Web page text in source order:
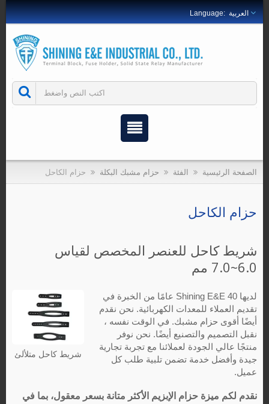
العربية
الصفحة الرئيسية الفئة حزام مشبك البكلة حزام الكاحل
حزام الكاحل
شريط كاحل للعنصر المخصص لقياس
6.0~7.0 مم
شريط كاحل متلألئ
لديها Shining E&E 40 عامًا من الخبرة في
تقديم العملاء للمعدات الكهربائية. نحن نقدم
أيضًا أقوى حزام مشبك. في الوقت نفسه ،
نقبل التصميم والتصنيع أيضًا. نحن نوفر
منتجًا عالي الجودة لعملائنا مع تجربة تجارية
جيدة وأفضل خدمة تضمن تلبية طلب كل
عميل.
نقدم لكم ميزة حزام الإبزيم الأكثر متانة بسعر معقول، بما في